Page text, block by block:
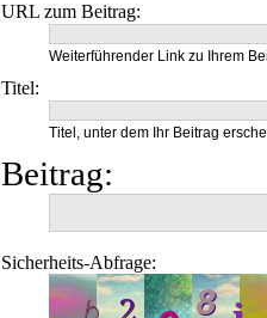
URL zum Beitrag:
Weiterführender Link zu Ihrem
Titel:
Titel, unter dem Ihr Beitrag
Beitrag:
Sicherheits-Abfrage: